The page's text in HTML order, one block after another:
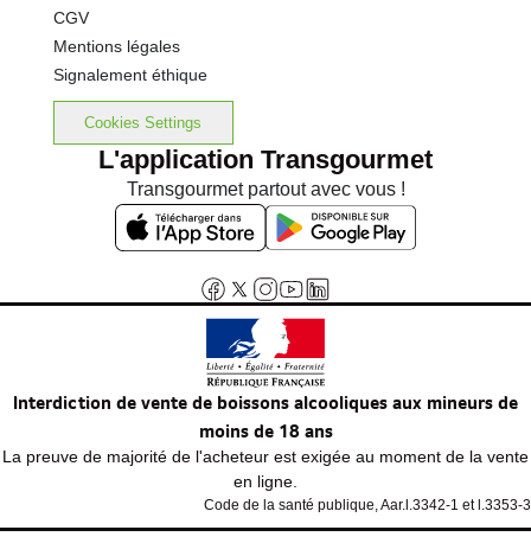
CGV
Mentions légales
Signalement éthique
Cookies Settings
L'application Transgourmet
Transgourmet partout avec vous !
Interdiction de vente de boissons alcooliques aux mineurs de
moins de 18 ans
La preuve de majorité de l'acheteur est exigée au moment de la vente
en ligne.
Code de la santé publique, Aar.l.3342-1 et l.3353-3